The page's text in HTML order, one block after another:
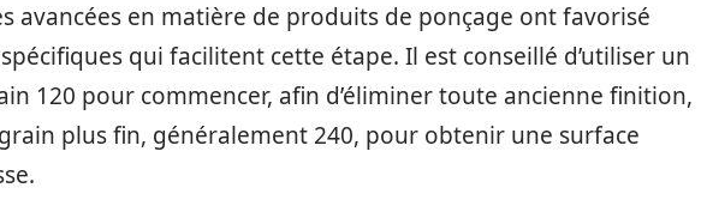
avancées en matière de produits de ponçage ont favorisé
spécifiques qui facilitent cette étape. Il est conseillé d’utiliser un
120 pour commencer, afin d’éliminer toute ancienne finition,
plus fin, généralement 240, pour obtenir une surface